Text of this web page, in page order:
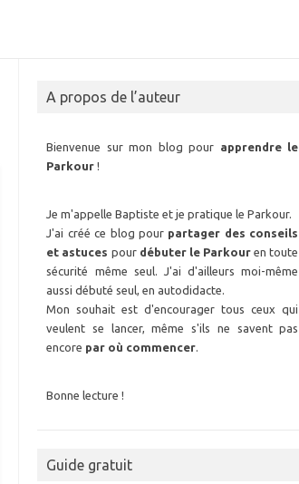
A propos de l’auteur
Bienvenue sur mon blog pour apprendre le
Parkour !
Je m'appelle Baptiste et je pratique le Parkour.
J'ai créé ce blog pour partager des conseils
et astuces pour débuter le Parkour en toute
sécurité même seul. J'ai d'ailleurs moi-même
aussi débuté seul, en autodidacte.
Mon souhait est d'encourager tous ceux qui
veulent se lancer, même s'ils ne savent pas
encore par où commencer
Bonne lecture !
Guide gratuit